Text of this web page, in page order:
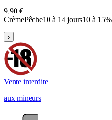
9,90 €
CrèmePêche10 à 14 jours10 à 15%
›
Vente interdite
aux mineurs